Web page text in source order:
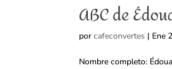
ABC de
porcafeconvertes | Ene
Nombre completo: